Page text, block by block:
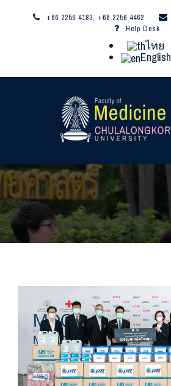
+66 2256 4183, +66 2256 4462
Help Desk
ไทย
English